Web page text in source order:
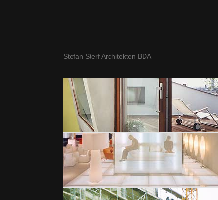
Stefan Sterf Architekten BDA